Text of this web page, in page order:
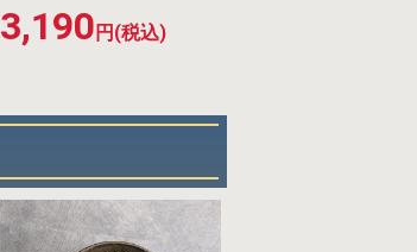
3,190 円(税込)